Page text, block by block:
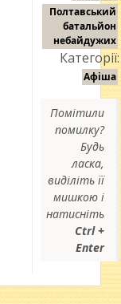
Полтавський
батальйон
небайдужих
Категорії:
Афіша
Помітили
помилку?
Будь
ласка,
виділіть її
мишкою і
натисніть
Ctrl +
Enter